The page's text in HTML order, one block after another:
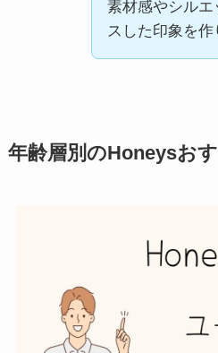
素材感やシルエ
スした印象を作
年齢層別のHoneysお